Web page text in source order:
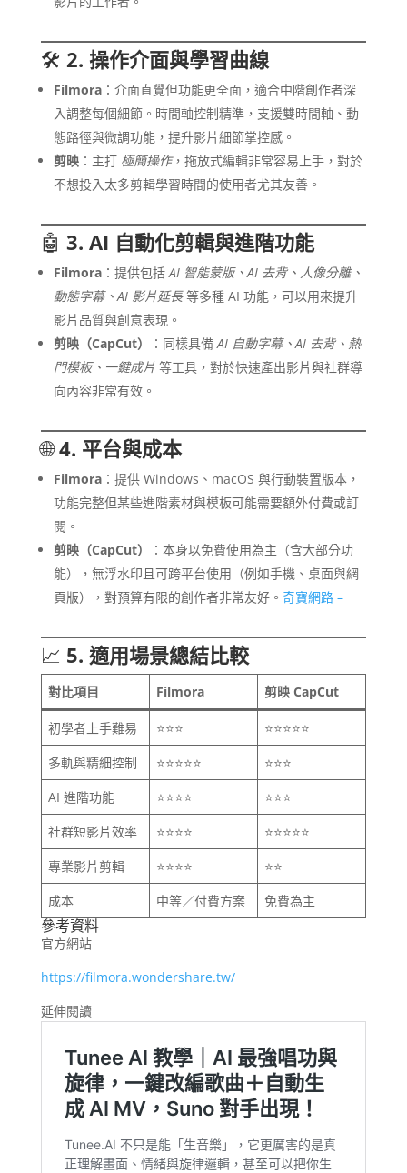
🛠️ 2. 操作介面與學習曲線
Filmora：介面直覺但功能更全面，適合中階創作者深
入調整每個細節。時間軸控制精準，支援雙時間軸、動
態路徑與微調功能，提升影片細節掌控感。
剪映：主打 極簡操作，拖放式編輯非常容易上手，對於
不想投入太多剪輯學習時間的使用者尤其友善。
🤖 3. AI 自動化剪輯與進階功能
Filmora：提供包括AI 智能蒙版、AI 去背、人像分離、
動態字幕、AI 影片延長等多種 AI 功能，可以用來提升
影片品質與創意表現。
剪映（CapCut）
：同樣具備AI 自動字幕、AI 去背、熱
門模板、一鍵成片 等工具，對於快速產出影片與社群導
向內容非常有效。
🌐4. 平台與成本
Filmora：提供 Windows、macOS 與行動裝置版本，
功能完整但某些進階素材與模板可能需要額外付費或訂
閱。
剪映（CapCut）
：本身以免費使用為主（含大部分功
能），無浮水印且可跨平台使用（例如手機、桌面與網
頁版），對預算有限的創作者非常友好。 奇寶網路 –
📈 5. 適用場景總結比較
對比項目 Filmora 剪映 CapCut
初學者上手難易 ⭐⭐⭐
⭐⭐⭐⭐⭐
多軌與精細控制
⭐⭐⭐⭐⭐
⭐⭐⭐
AI 進階功能
⭐⭐⭐⭐
⭐⭐⭐
社群短影片效率
⭐⭐⭐⭐
⭐⭐⭐⭐⭐
專業影片剪輯
⭐⭐⭐⭐
⭐⭐
成本
中等／付費方案 免費為主
參考資料
官方網站
https://filmora.wondershare.tw/
延伸閱讀